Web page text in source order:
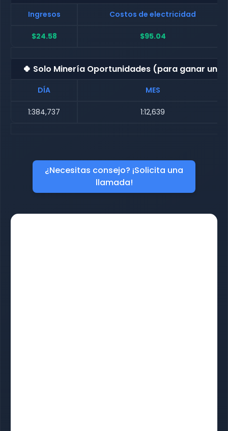
Ingresos
Costos de electricidad
$24.58 $95.04
🍀 Solo Minería Oportunidades (para ganar
DÍA MES
1:384,737 1:12,639
¿Necesitas consejo? ¡Solicita una
llamada!